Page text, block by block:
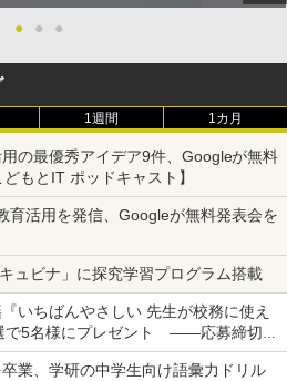
● ● ●
1週間 1カ月
の最優秀アイデア9件、Googleが無料
もとIT ポッドキャスト】
育活用を発信、Googleが無料発表会を
ュビナ」に探究学習プログラム搭載
いちばんやさしい 先生が校務に使え
で5名様にプレゼント ――応募締切は
卒業、学研の中学生向け語彙力ドリル